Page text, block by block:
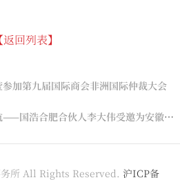
返回列表】
加第九届国际商会非洲国际仲裁大会
上一篇：守护青春，金融护航——国浩合肥合伙人李大伟受邀为安徽大学集成电路学院开展法律专题讲座
所 All Rights Reserved. 沪ICP备